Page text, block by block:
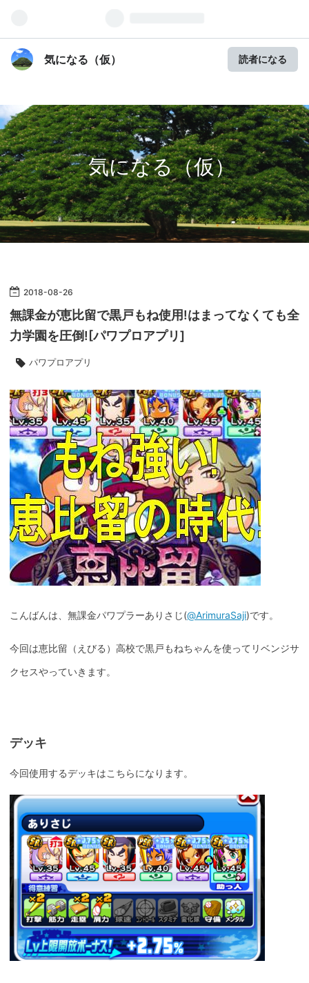
気になる（仮） 読者になる
気になる（仮）
2018-08-26
無課金が恵比留で黒戸もね使用!はまってなくても全
力学園を圧倒![パワプロアプリ]
パワプロアプリ
こんばんは、無課金パワプラーありさじ(@ArimuraSaji)です。
今回は恵比留（えびる）高校で黒戸もねちゃんを使ってリベンジサ
クセスやっていきます。
デッキ
今回使用するデッキはこちらになります。